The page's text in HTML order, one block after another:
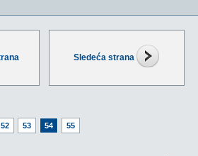
Sledeća strana
52 53 54 55